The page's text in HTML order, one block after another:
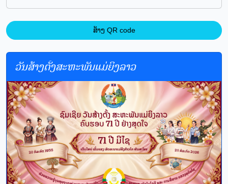
ສ້າງ QR code
ວັນສ້າງຕັ້ງສະຫະພັນແມ່ຍິງລາວ